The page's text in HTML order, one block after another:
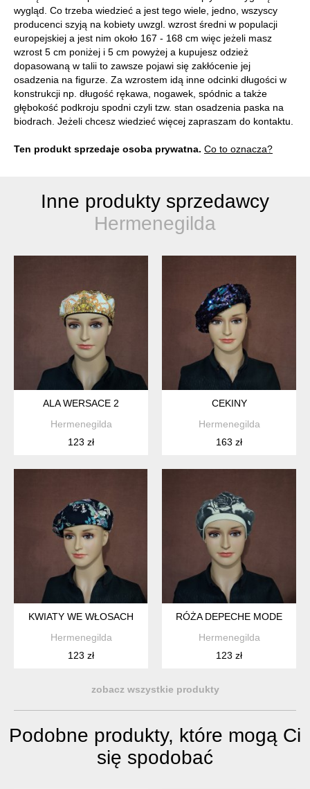
wygląd. Co trzeba wiedzieć a jest tego wiele, jedno, wszyscy
producenci szyją na kobiety uwzgl. wzrost średni w populacji
europejskiej a jest nim około 167 - 168 cm więc jeżeli masz
wzrost 5 cm poniżej i 5 cm powyżej a kupujesz odzież
dopasowaną w talii to zawsze pojawi się zakłócenie jej
osadzenia na figurze. Za wzrostem idą inne odcinki długości w
konstrukcji np. długość rękawa, nogawek, spódnic a także
głębokość podkroju spodni czyli tzw. stan osadzenia paska na
biodrach. Jeżeli chcesz wiedzieć więcej zapraszam do kontaktu.
Ten produkt sprzedaje osoba prywatna. Co to oznacza?
Inne produkty sprzedawcy
Hermenegilda
ALA WERSACE 2
Hermenegilda
123 zł
CEKINY
Hermenegilda
163 zł
KWIATY WE WŁOSACH
Hermenegilda
123 zł
RÓŻA DEPECHE MODE
Hermenegilda
123 zł
zobacz wszystkie produkty
Podobne produkty, które mogą Ci
się spodobać